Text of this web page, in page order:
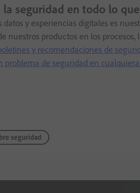
seguridad en todo lo
datos y experiencias digitales es
nuestros productos en los
y recomendaciones de
problema de seguridad en
seguridad